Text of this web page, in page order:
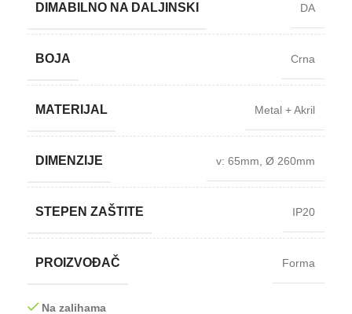
DIMABILNO NA DALJINSKI DA
BOJA Crna
MATERIJAL Metal + Akril
DIMENZIJE v: 65mm, Ø 260mm
STEPEN ZAŠTITE IP20
PROIZVOĐAČ Forma
Na zalihama